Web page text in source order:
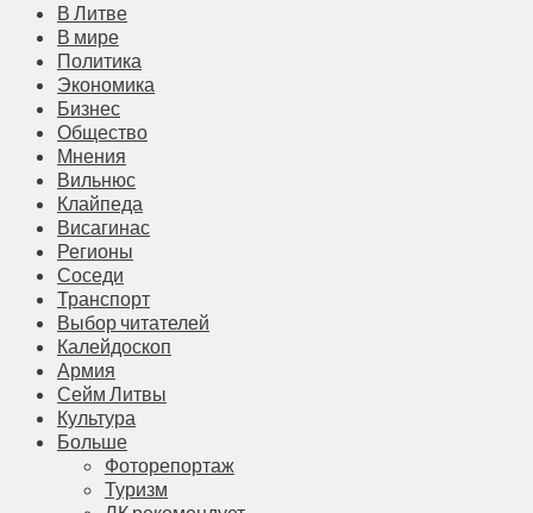
В Литве
В мире
Политика
Экономика
Бизнес
Общество
Мнения
Вильнюс
Клайпеда
Висагинас
Регионы
Соседи
Транспорт
Выбор читателей
Калейдоскоп
Армия
Сейм Литвы
Культура
Больше
Фоторепортаж
Туризм